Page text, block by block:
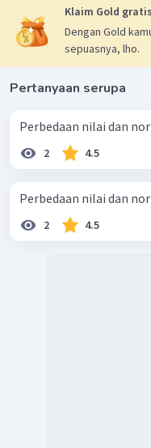
Klaim Gold
Dengan Gold
sepuasnya, lho.
Pertanyaan serupa
Perbedaan nilai dan
2 4.5
Perbedaan nilai dan
2 4.5